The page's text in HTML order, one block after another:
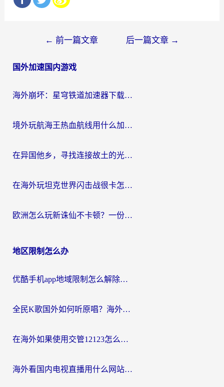
导
← 前一篇文章 后一篇文章 →
国外加速国内游戏
海外崩坏：星穹铁道加速器下载安装：一份给游子的终极网络指南
境外玩航海王热血航线用什么加速器？2026海外玩家实测最优方案（附欧洲问道堡垒前线加速技巧）
在异国他乡，寻找连接故土的光明大陆免费加速器
在海外玩坦克世界闪击战很卡怎么办？老玩家亲测有效的加速器选择指南
欧洲怎么玩新诛仙不卡顿？一份给海外游子的国服游戏畅玩指南
地区限制怎么办
优酷手机app地域限制怎么解除？海外党亲测有效的追剧方案
全民K歌国外如何听原唱？海外党亲测有效的回国加速器选择指南
在海外如果使用交管12123怎么处理？留学生亲测有效的回国加速方案
海外看国内电视直播用什么网站比较好？一篇解决你所有追剧难题的实用指南